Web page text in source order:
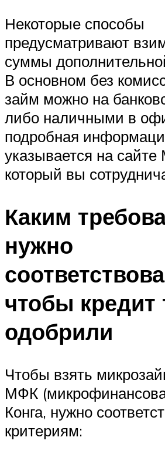
Некоторые способы
предусматривают
суммы
В основном без
займ можно на
либо наличными в
подробная
указывается на
который вы
Каким
нужно
чтобы кредит
одобрили
Чтобы взять
МФК
Конга, нужно
критериям: